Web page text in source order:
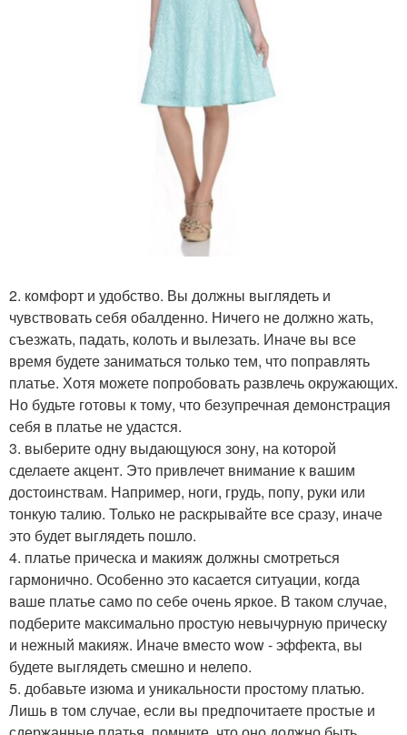
2. комфорт и удобство. Вы должны выглядеть и
чувствовать себя обалденно. Ничего не должно жать,
съезжать, падать, колоть и вылезать. Иначе вы все
время будете заниматься только тем, что поправлять
платье. Хотя можете попробовать развлечь окружающих.
Но будьте готовы к тому, что безупречная демонстрация
себя в платье не удастся.
3. выберите одну выдающуюся зону, на которой
сделаете акцент. Это привлечет внимание к вашим
достоинствам. Например, ноги, грудь, попу, руки или
тонкую талию. Только не раскрывайте все сразу, иначе
это будет выглядеть пошло.
4. платье прическа и макияж должны смотреться
гармонично. Особенно это касается ситуации, когда
ваше платье само по себе очень яркое. В таком случае,
подберите максимально простую невычурную прическу
и нежный макияж. Иначе вместо wow - эффекта, вы
будете выглядеть смешно и нелепо.
5. добавьте изюма и уникальности простому платью.
Лишь в том случае, если вы предпочитаете простые и